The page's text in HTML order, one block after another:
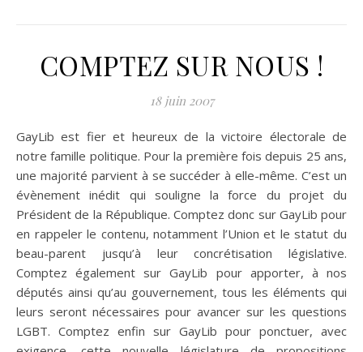
COMPTEZ SUR NOUS !
18 juin 2007
GayLib est fier et heureux de la victoire électorale de
notre famille politique. Pour la première fois depuis 25 ans,
une majorité parvient à se succéder à elle-même. C’est un
évènement inédit qui souligne la force du projet du
Président de la République. Comptez donc sur GayLib pour
en rappeler le contenu, notamment l’Union et le statut du
beau-parent jusqu’à leur concrétisation législative.
Comptez également sur GayLib pour apporter, à nos
députés ainsi qu’au gouvernement, tous les éléments qui
leurs seront nécessaires pour avancer sur les questions
LGBT. Comptez enfin sur GayLib pour ponctuer, avec